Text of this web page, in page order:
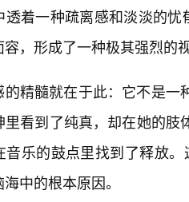
透着一种疏离感和淡淡的
容，形成了一种极其强烈的
的精髓就在于此：它不是一
里看到了纯真，却在她的
音乐的鼓点里找到了释放
中的根本原因。